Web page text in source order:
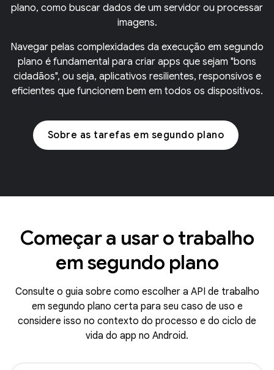
plano, como buscar dados de um servidor ou processar
imagens.
Navegar pelas complexidades da execução em segundo
plano é fundamental para criar apps que sejam "bons
cidadãos", ou seja, aplicativos resilientes, responsivos e
eficientes que funcionem bem em todos os dispositivos.
Sobre as tarefas em segundo plano
Começar a usar o trabalho
em segundo plano
Consulte o guia sobre como escolher a API de trabalho
em segundo plano certa para seu caso de uso e
considere isso no contexto do processo e do ciclo de
vida do app no Android.